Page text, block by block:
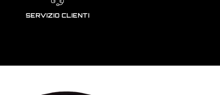
SERVIZIO CLIENTI